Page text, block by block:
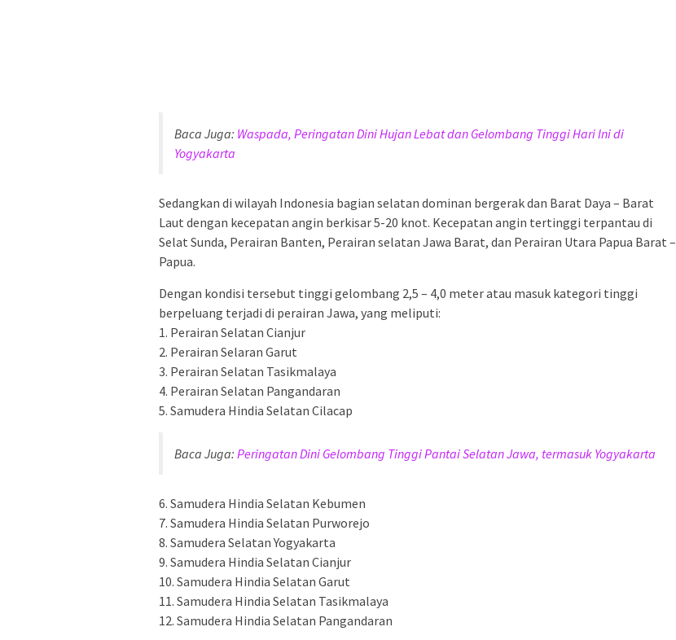
Baca Juga: Waspada, Peringatan Dini Hujan Lebat dan Gelombang Tinggi Hari Ini di
Yogyakarta
Sedangkan di wilayah Indonesia bagian selatan dominan bergerak dan Barat Daya – Barat
Laut dengan kecepatan angin berkisar 5-20 knot. Kecepatan angin tertinggi terpantau di
Selat Sunda, Perairan Banten, Perairan selatan Jawa Barat, dan Perairan Utara Papua Barat –
Papua.
Dengan kondisi tersebut tinggi gelombang 2,5 – 4,0 meter atau masuk kategori tinggi
berpeluang terjadi di perairan Jawa, yang meliputi:
1. Perairan Selatan Cianjur
2. Perairan Selaran Garut
3. Perairan Selatan Tasikmalaya
4. Perairan Selatan Pangandaran
5. Samudera Hindia Selatan Cilacap
Baca Juga: Peringatan Dini Gelombang Tinggi Pantai Selatan Jawa, termasuk Yogyakarta
6. Samudera Hindia Selatan Kebumen
7. Samudera Hindia Selatan Purworejo
8. Samudera Selatan Yogyakarta
9. Samudera Hindia Selatan Cianjur
10. Samudera Hindia Selatan Garut
11. Samudera Hindia Selatan Tasikmalaya
12. Samudera Hindia Selatan Pangandaran